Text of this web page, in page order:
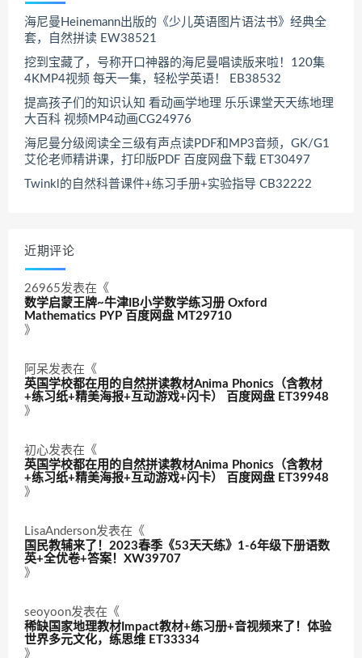
海尼曼Heinemann出版的《少儿英语图片语法书》经典全
套，自然拼读 EW38521
挖到宝藏了，号称开口神器的海尼曼唱读版来啦！120集
4KMP4视频 每天一集，轻松学英语！ EB38532
提高孩子们的知识认知 看动画学地理 乐乐课堂天天练地理
大百科 视频MP4动画CG24976
海尼曼分级阅读全三级有声点读PDF和MP3音频，GK/G1
艾伦老师精讲课，打印版PDF 百度网盘下载 ET30497
Twinkl的自然科普课件+练习手册+实验指导 CB32222
近期评论
26965发表在《
数学启蒙王牌~牛津IB小学数学练习册 Oxford
Mathematics PYP 百度网盘 MT29710
》
阿呆发表在《
英国学校都在用的自然拼读教材Anima Phonics（含教材
+练习纸+精美海报+互动游戏+闪卡） 百度网盘 ET39948
》
初心发表在《
英国学校都在用的自然拼读教材Anima Phonics（含教材
+练习纸+精美海报+互动游戏+闪卡） 百度网盘 ET39948
》
LisaAnderson发表在《
国民教辅来了！2023春季《53天天练》1-6年级下册语数
英+全优卷+答案！XW39707
》
seoyoon发表在《
稀缺国家地理教材Impact教材+练习册+音视频来了！体验
世界多元文化，练思维 ET33334
》